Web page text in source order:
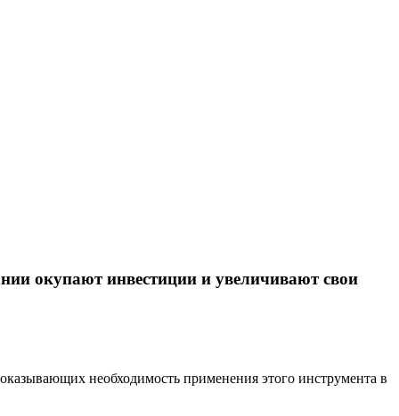
окупают инвестиции и увеличивают свои
необходимость применения этого инструмента в